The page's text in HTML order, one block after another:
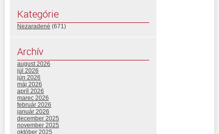
Kategórie
Nezaradené (671)
Archív
august 2026
júl 2026
jún 2026
máj 2026
apríl 2026
marec 2026
február 2026
január 2026
december 2025
november 2025
október 2025